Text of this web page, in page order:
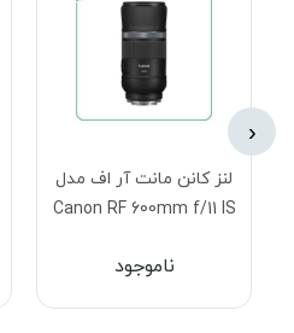
لنز کانن مانت آر اف مدل
Canon RF 600mm f/11 IS
ناموجود
‹